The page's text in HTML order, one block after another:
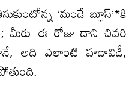
‘మండే బ్లూస్‌’*కి
మీరు ఈ రోజు దాని చివరి
అది ఎలాంటి హడావిడీ,